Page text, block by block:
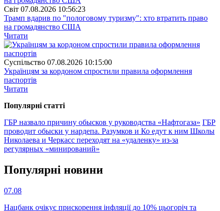
Свiт 07.08.2026 10:56:23
Трамп вдарив по "пологовому туризму": хто втратить право
на громадянство США
Читати
Суспiльство 07.08.2026 10:15:00
Українцям за кордоном спростили правила оформлення
паспортів
Читати
Популярнi статтi
ГБР назвало причину обысков у руководства «Нафтогаза» ГБР
проводит обыски у нардепа. Разумков и Ко едут к ним Школы
Николаева и Черкасс переходят на «удаленку» из-за
регулярных «минирований»
Популярнi новини
07.08
Нацбанк очікує прискорення інфляції до 10% цьогоріч та